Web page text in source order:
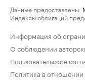
Данные предоставлены:
Индексы облигаций
Информация об
О соблюдении
Пользовательское
Политика в